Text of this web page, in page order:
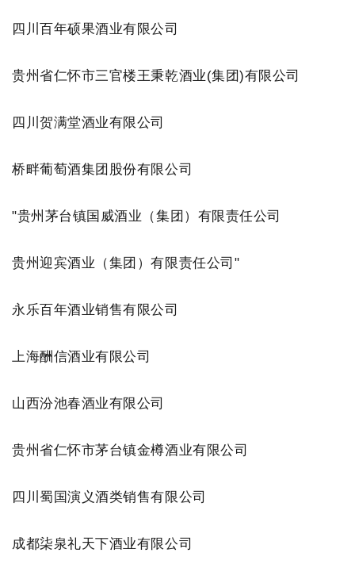
四川百年硕果酒业有限公司
贵州省仁怀市三官楼王秉乾酒业(集团)有限公司
四川贺满堂酒业有限公司
桥畔葡萄酒集团股份有限公司
"贵州茅台镇国威酒业（集团）有限责任公司
贵州迎宾酒业（集团）有限责任公司"
永乐百年酒业销售有限公司
上海酬信酒业有限公司
山西汾池春酒业有限公司
贵州省仁怀市茅台镇金樽酒业有限公司
四川蜀国演义酒类销售有限公司
成都柒泉礼天下酒业有限公司